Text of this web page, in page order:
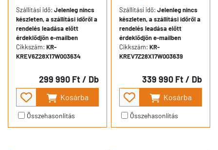
Szállítási idő: Jelenleg nincs
készleten, a szállítási időről a
rendelés leadása előtt
érdeklődjön e-mailben
Cikkszám: KR-
KREV6Z28X17W003634
299 990 Ft/ Db
Kosárba
Összehasonlítás
Szállítási idő: Jelenleg nincs
készleten, a szállítási időről a
rendelés leadása előtt
érdeklődjön e-mailben
Cikkszám: KR-
KREV7Z28X17W003639
339 990 Ft/ Db
Kosárba
Összehasonlítás